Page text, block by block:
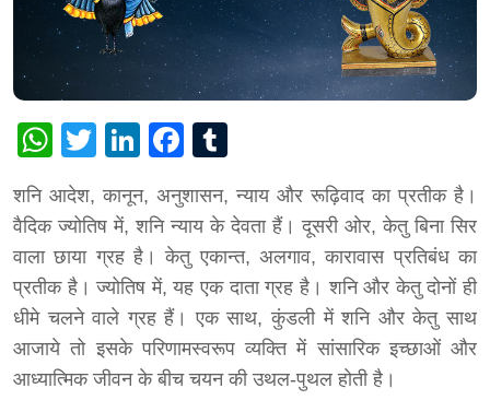
WhatsApp
TwitterLinkedInFacebook
शनि आदेश, कानून, अनुशासन, न्याय और रूढ़िवाद का प्रतीक है।
वैदिक ज्योतिष में, शनि न्याय के देवता हैं। दूसरी ओर, केतु बिना सिर
वाला छाया ग्रह है। केतु एकान्त, अलगाव, कारावास प्रतिबंध का
प्रतीक है। ज्योतिष में, यह एक दाता ग्रह है। शनि और केतु दोनों ही
धीमे चलने वाले ग्रह हैं। एक साथ, कुंडली में शनि और केतु साथ
आजाये तो इसके परिणामस्वरूप व्यक्ति में सांसारिक इच्छाओं और
आध्यात्मिक जीवन के बीच चयन की उथल-पुथल होती है।